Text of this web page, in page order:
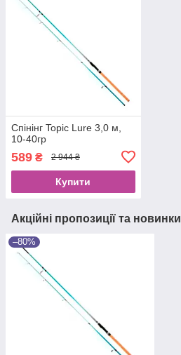
Спінінг Topic Lure 3,0 м,
10-40гр
589 ₴ 2 944 ₴
Купити
Акційні пропозиції та новинки
–80%